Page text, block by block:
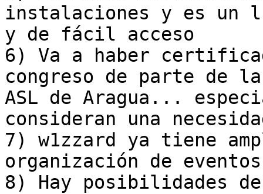
instalaciones y es un
y de fácil acceso
6) Va a haber
congreso de parte de la
ASL de Aragua...
consideran una
7) w1zzard ya tiene
organización de eventos
8) Hay posibilidades